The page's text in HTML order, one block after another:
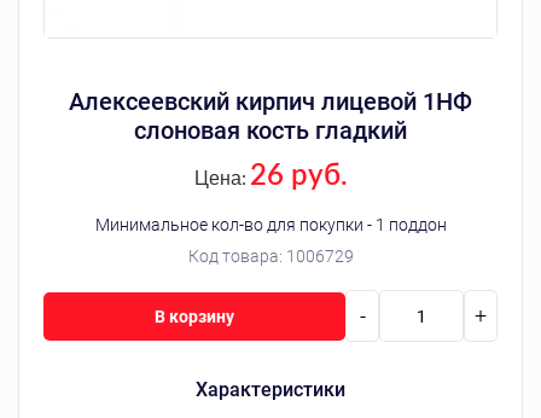
Алексеевский кирпич лицевой 1НФ
слоновая кость гладкий
Код товара: 1006729
Цена: 26 руб.
Минимальное кол-во для покупки - 1 поддон
Характеристики
- +
В корзину